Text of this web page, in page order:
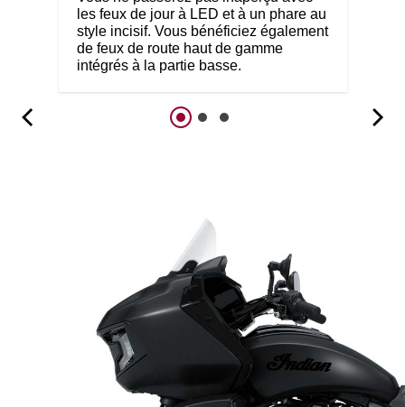
les feux de jour à LED et à un phare au
style incisif. Vous bénéficiez également
de feux de route haut de gamme
intégrés à la partie basse.